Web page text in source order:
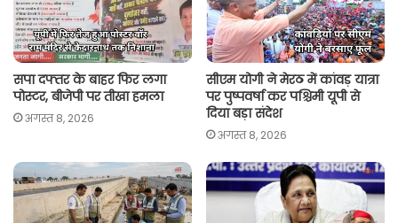
p
सपा दफ्तर के बाहर फिर लगा
पोस्टर, बीजेपी पर तीखा हमला
अगस्त 8, 2026
सीएम योगी ने मेरठ में कांवड़ यात्रा
पर पुष्पवर्षा कर पश्चिमी यूपी से
दिया बड़ा संदेश
अगस्त 8, 2026